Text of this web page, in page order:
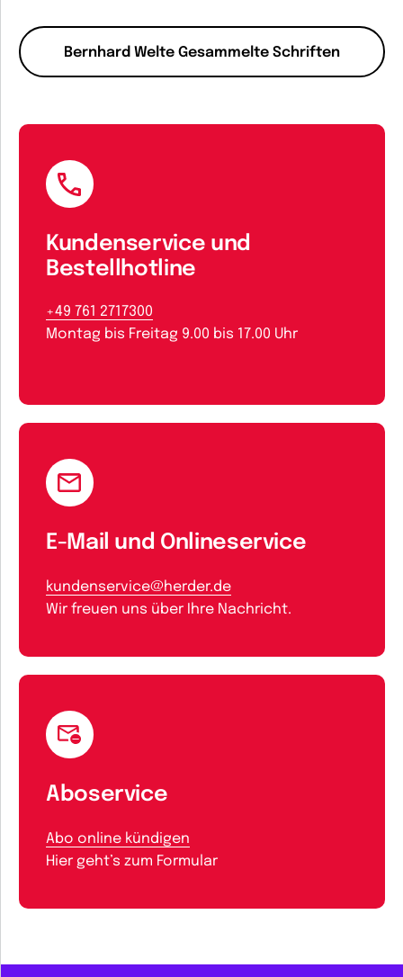
Bernhard Welte Gesammelte Schriften
Kundenservice und
Bestellhotline
+49 761 2717300
Montag bis Freitag 9.00 bis 17.00 Uhr
E-Mail und Onlineservice
kundenservice@herder.de
Wir freuen uns über Ihre Nachricht.
Aboservice
Abo online kündigen
Hier geht’s zum Formular